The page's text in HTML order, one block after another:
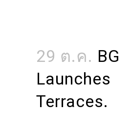
29 ต.ค. BG
Launches
Terraces.